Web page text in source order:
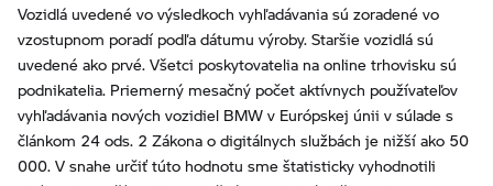
Vozidlá uvedené vo výsledkoch vyhľadávania sú zoradené vo
vzostupnom poradí podľa dátumu výroby. Staršie vozidlá sú
uvedené ako prvé. Všetci poskytovatelia na online trhovisku sú
podnikatelia. Priemerný mesačný počet aktívnych používateľov
vyhľadávania nových vozidiel BMW v Európskej únii v súlade s
článkom 24 ods. 2 Zákona o digitálnych službách je nižší ako 50
000. V snahe určiť túto hodnotu sme štatisticky vyhodnotili